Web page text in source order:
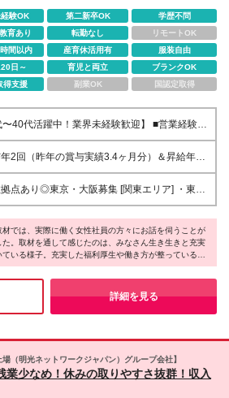
験OK 第二新卒OK
学歴不問
育あり 転勤なし
リモートOK
間以内 産育休活用有
服装自由
日～ 育児と両立
ブランクOK
得支援 副業OK 国認定取得
〜40代活躍中！業界未経験歓迎】 ■営業経験を
方(年数不問) ■基本的なPCスキル(Word、
※学歴不問 ＼こんな方にピッタ
したい方 □ジャパネットの安定基盤で長く活躍
方 □自らのアイデアを発信し、形にしていきた
年2回（昨年の賞与実績3.4ヶ月分）＆昇給年1
充実】 ◆月給247,300円〜336,100円 ★各種
実★ ・残業代全額支給 ・通勤手当（月5万円
円／要介護の方：15,000円） ・役職手当
手当（月2万円※東京のみ） ・特別資格手当
り◎東京・大阪募集 [関東エリア] ・東京
・東京都中央区新川 ［関西エリア］ ・大
阪府大阪市北区 ※(変更の範囲)当社の定める範囲
材では、実際に働く女性社員の方々にお話を伺うことが
た。取材を通して感じたのは、みなさん生き生きと充実
ている様子。充実した福利厚生や働き方が整っているか
仕事にも全力で向き合えているのだと思いました。ノー
やリフレッシュ休暇、短時間勤務制度など、プライベー
させられる環境も整っているため、ゆくゆくは家庭と両
働きたい方にもぜひオススメしたい企業です！
詳細を見る
（明光ネットワークジャパン）グループ会社】
業少なめ！休みの取りやすさ抜群！収入